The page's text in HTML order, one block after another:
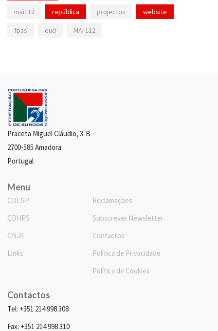
mai112 república projectos website
fpas eud MAI 112
Praceta Miguel Cláudio, 3-B
2700-585 Amadora
Portugal
Menu
CDLGP
CDHPS
CNJS
Links
Reclamações
Subscrever Newsletter
Contactos
Política de Privacidade
Política de Cookies
Contactos
Tel: +351 214 998 308
Fax: +351 214 998 310